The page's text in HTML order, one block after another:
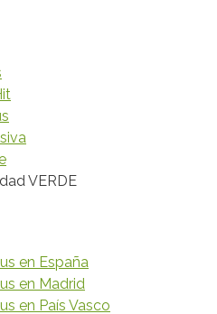
VERDE
en España
en Madrid
en País Vasco